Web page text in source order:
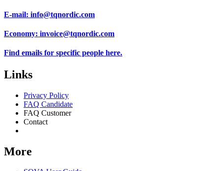
E-mail: info@tqnordic.com
Economy: invoice@tqnordic.com
Find emails for specific people here.
Links
Privacy Policy
FAQ Candidate
FAQ Customer
Contact
More